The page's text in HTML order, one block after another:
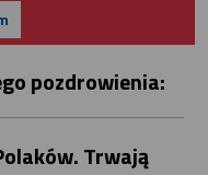
pozdrowienia:
Trwają